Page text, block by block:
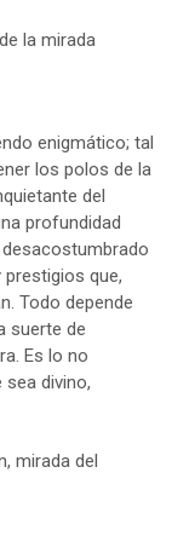
enigmático; tal
los polos de la
del
profundidad
que,
Todo depende
suerte de
Es lo no
divino,
mirada del